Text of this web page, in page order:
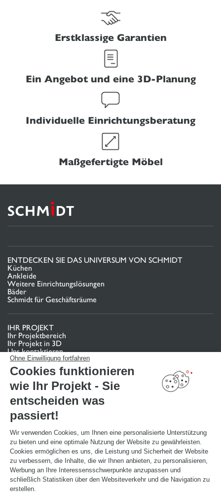
Ohne Einwilligung fortfahren
Cookies funktionieren
wie Ihr Projekt - Sie
entscheiden was
passiert!
Wir verwenden Cookies, um Ihnen eine personalisierte Unterstützung
zu bieten und eine optimale Nutzung der Website zu gewährleisten.
Cookies ermöglichen es uns, die Leistung und Sicherheit der Website
zu verbessern, die Inhalte, die wir Ihnen anbieten, zu personalisieren,
Werbung an Ihre Interessensschwerpunkte anzupassen und
schließlich Statistiken über den Websiteverkehr und die Navigation zu
erstellen.
Erstklassige Garantien
Ein Angebot und eine 3D-Planung
Individuelle Einrichtungsberatung
Maßgefertigte Möbel
ENTDECKEN SIE DAS UNIVERSUM VON SCHMIDT
Küchen
Ankleide
Weitere Einrichtungslösungen
Bäder
Schmidt für Geschäftsräume
IHR PROJEKT
Ihr Projektbereich
Ihr Projekt in 3D
Uns kontaktieren
Finden Sie Ihr Studio
TERMIN VEREINBAREN
NÜTZLICHE LINKS
Aktionswochen
Montageanleitung und Pflegeleitfaden
Katalog herunterladen
ÜBER
News aus dem Unternehmen
Karriere - Wir stellen ein
Ein Studio eröffnen